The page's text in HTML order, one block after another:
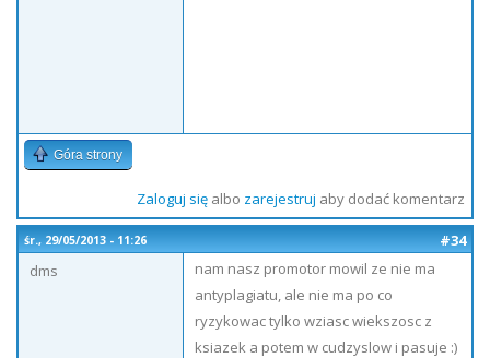
Góra strony
Zaloguj sięalbo zarejestruj aby dodać komentarz
śr., 29/05/2013 - 11:26
#34
dms
nam nasz promotor mowil ze nie ma
antyplagiatu, ale nie ma po co
ryzykowac tylko wziasc wiekszosc z
ksiazek a potem w cudzyslow i pasuje :)